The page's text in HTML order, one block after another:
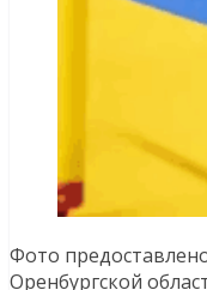
Фото
Оренбургской